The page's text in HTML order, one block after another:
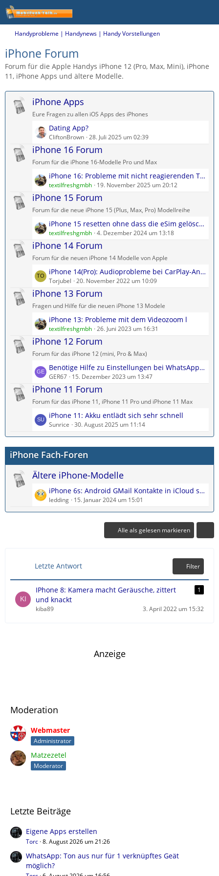
Handyprobleme | Handynews | Handy Vorstellungen
iPhone Forum
Forum für die Apple Handys iPhone 12 (Pro, Max, Mini), iPhone
11, iPhone Apps und ältere Modelle.
iPhone Apps
Eure Fragen zu allen iOS Apps des iPhones
L
e
t
t
e
B
e
i
r
ä
g
e
Dating App?
CliftonBrown 28. Juli 2025 um 02:39
iPhone 16 Forum
Forum für die iPhone 16-Modelle Pro und Max
L
e
t
t
e
B
e
i
r
ä
g
e
iPhone 16: Probleme mit nicht reagierenden Touch-Display?
textilfreshgmbh 19. November 2025 um 20:12
iPhone 15 Forum
Forum für die neue iPhone 15 (Plus, Max, Pro) Modellreihe
L
e
t
t
e
B
e
i
r
ä
g
e
iPhone 15 resetten ohne dass die eSim gelöscht wird
textilfreshgmbh 4. Dezember 2024 um 13:18
iPhone 14 Forum
Forum für die neuen iPhone 14 Modelle von Apple
L
e
t
t
e
B
e
i
r
ä
g
e
iPhone 14(Pro): Audioprobleme bei CarPlay-Anrufen
Torjubel 20. November 2022 um 10:09
iPhone 13 Forum
Fragen und Hilfe für die neuen iPhone 13 Modele
L
e
t
t
e
B
e
i
r
ä
g
e
iPhone 13: Probleme mit dem Videozoom l
textilfreshgmbh 26. Juni 2023 um 16:31
iPhone 12 Forum
Forum für das iPhone 12 (mini, Pro & Max)
L
e
t
t
e
B
e
i
t
r
ä
e
Benötige Hilfe zu Einstellungen bei WhatsApp Aktuelles
GER67 15. Dezember 2023 um 13:47
iPhone 11 Forum
Forum für das iPhone 11, iPhone 11 Pro und iPhone 11 Max
L
e
t
z
t
e
B
i
t
r
iPhone 11: Akku entlädt sich sehr schnell
Sunrice 30. August 2025 um 11:14
iPhone Fach-Foren
Ältere iPhone-Modelle
L
e
t
i
t
r
ä
g
iPhone 6s: Android GMail Kontakte in iCloud sichern
ledding 15. Januar 2024 um 15:01
Alle als gelesen markieren
Letzte Antwort Filter
IPhone 8: Kamera macht Geräusche, zittert
und knackt
1
kiba89 3. April 2022 um 15:32
Anzeige
Moderation
Webmaster
Administrator
Matzezetel
Moderator
Letzte Beiträge
Eigene Apps erstellen
Torc 8. August 2026 um 21:26
WhatsApp: Ton aus nur für 1 verknüpftes Geät
möglich?